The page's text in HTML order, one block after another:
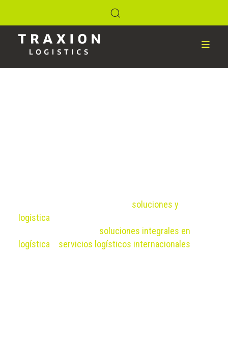
soluciones y
logística
soluciones integrales en
logística
servicios logísticos internacionales